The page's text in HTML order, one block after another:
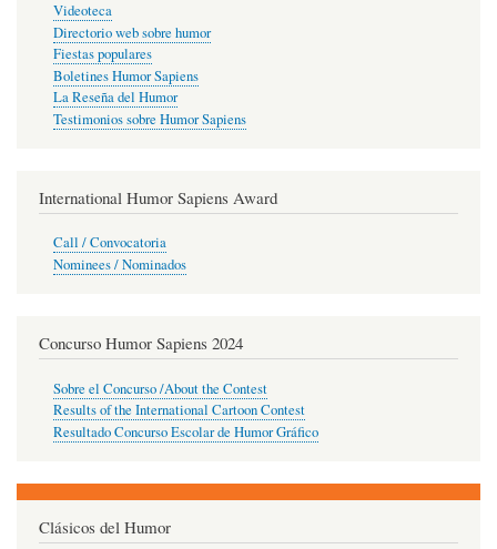
Videoteca
Directorio web sobre humor
Fiestas populares
Boletines Humor Sapiens
La Reseña del Humor
Testimonios sobre Humor Sapiens
International Humor Sapiens Award
Call / Convocatoria
Nominees / Nominados
Concurso Humor Sapiens 2024
Sobre el Concurso /About the Contest
Results of the International Cartoon Contest
Resultado Concurso Escolar de Humor Gráfico
Clásicos del Humor